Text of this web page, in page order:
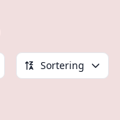
Sortering